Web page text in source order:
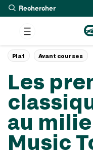
Rechercher
Les
au
Music
Plat Avant courses